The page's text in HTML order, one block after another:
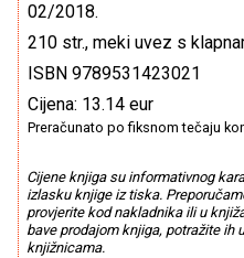
02/2018.
210 str., meki uvez s
ISBN 9789531423021
Cijena: 13.14 eur
Preračunato po fiksnom tečaju
Cijene knjiga su informativnog
izlasku knjige iz tiska.
provjerite kod nakladnika ili u
bave prodajom knjiga, potražite ih
knjižnicama.